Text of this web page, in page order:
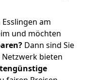
am
und möchten
Dann sind Sie
bieten